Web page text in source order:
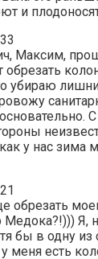
и
Максим,
обрезать
убираю
у нас зима
обрезать
Медока?!))) Я,
бы в одну
меня есть